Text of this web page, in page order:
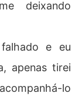
deixando
e eu
apenas tirei
lo